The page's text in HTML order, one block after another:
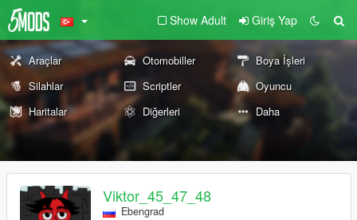
Show Adult Giriş Yap
Araçlar Otomobiller
Boya İşleri
Silahlar
Scriptler
Oyuncu
Haritalar
Diğerleri Daha
Viktor_45_47_48
Ebengrad